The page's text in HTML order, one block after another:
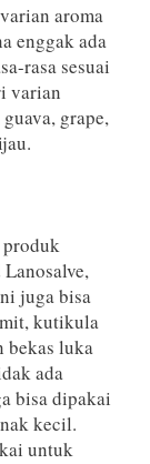
aroma
enggak ada
rasa sesuai
varian
grape,
juga bisa
kutikula
bekas luka
ada
bisa dipakai
kecil.
untuk